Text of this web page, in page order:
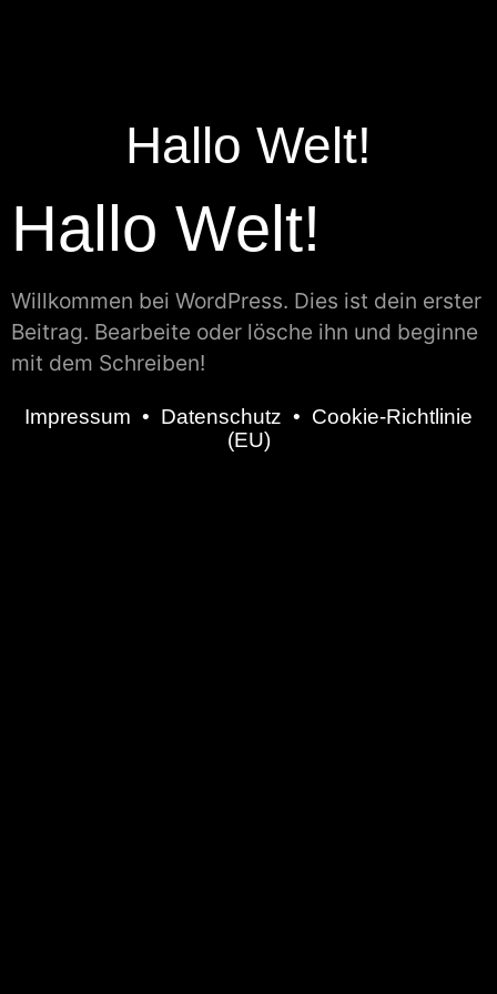
Hallo Welt!
Hallo Welt!
Willkommen bei WordPress. Dies ist dein erster
Beitrag. Bearbeite oder lösche ihn und beginne
mit dem Schreiben!
Impressum • Datenschutz • Cookie-Richtlinie
(EU)